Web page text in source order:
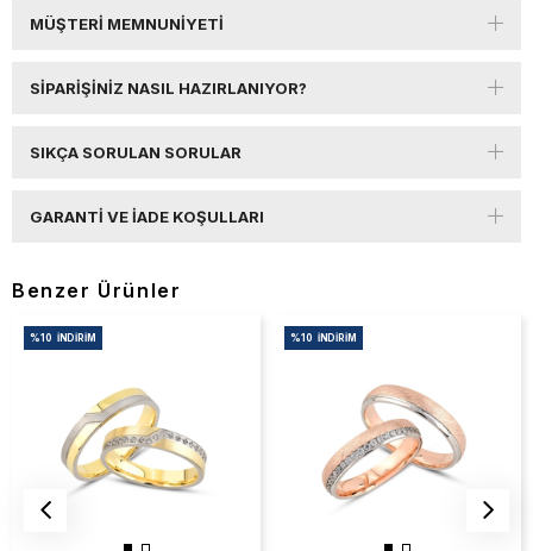
MÜŞTERI MEMNUNIYETI
SIPARIŞINIZ NASIL HAZIRLANIYOR?
SIKÇA SORULAN SORULAR
GARANTI VE İADE KOŞULLARI
Benzer Ürünler
%10 İNDIRIM %10 İNDIRIM